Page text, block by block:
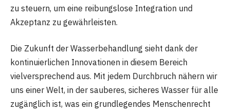
zu steuern, um eine reibungslose Integration und
Akzeptanz zu gewährleisten.
Die Zukunft der Wasserbehandlung sieht dank der
kontinuierlichen Innovationen in diesem Bereich
vielversprechend aus. Mit jedem Durchbruch nähern wir
uns einer Welt, in der sauberes, sicheres Wasser für alle
zugänglich ist, was ein grundlegendes Menschenrecht